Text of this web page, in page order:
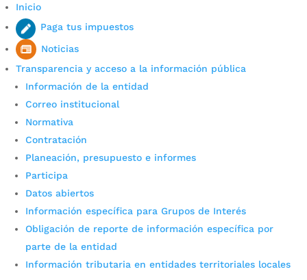
Inicio
Paga tus impuestos
Noticias
Transparencia y acceso a la información pública
Información de la entidad
Correo institucional
Normativa
Contratación
Planeación, presupuesto e informes
Participa
Datos abiertos
Información específica para Grupos de Interés
Obligación de reporte de información específica por
parte de la entidad
Información tributaria en entidades territoriales locales
Última noticia.
La memoria se restaura,